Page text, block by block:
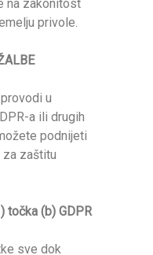
na zakonitost
privole.
u
a ili drugih
podnijeti
za zaštitu
točka (b) GDPR
sve dok